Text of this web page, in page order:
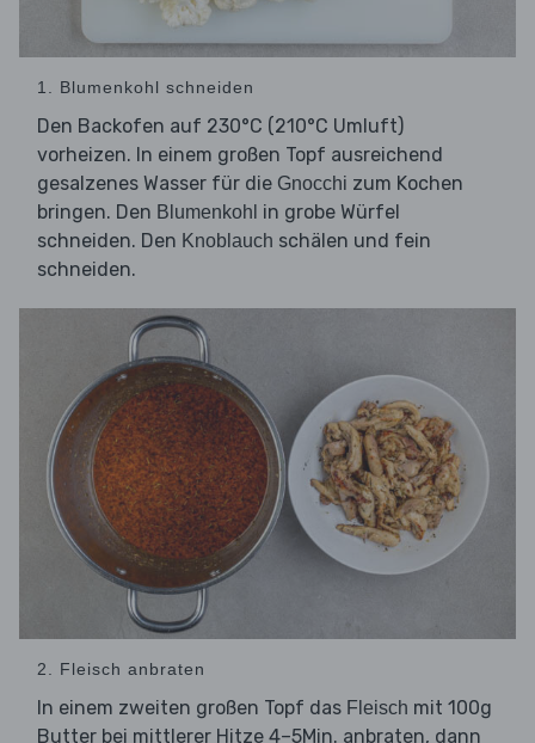
1. Blumenkohl schneiden
Den Backofen auf 230°C (210°C Umluft)
vorheizen. In einem großen Topf ausreichend
gesalzenes Wasser für die Gnocchi zum Kochen
bringen. Den Blumenkohl in grobe Würfel
schneiden. Den Knoblauch schälen und fein
schneiden.
2. Fleisch anbraten
In einem zweiten großen Topf das Fleisch mit 100g
Butter bei mittlerer Hitze 4–5Min. anbraten, dann